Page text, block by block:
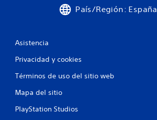
País/Región: España
Asistencia
Privacidad y cookies
Términos de uso del sitio web
Mapa del sitio
PlayStation Studios